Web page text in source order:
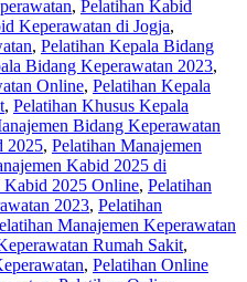
, Pelatihan Kabid
Keperawatan di Jogja,
, Pelatihan Kepala Bidang
Bidang Keperawatan 2023,
Online, Pelatihan Kepala
, Pelatihan Khusus Kepala
Bidang Keperawatan
2025, Pelatihan Manajemen
Kabid 2025 di
Kabid 2025 Online, Pelatihan
2023, Pelatihan
Manajemen Keperawatan
Rumah Sakit,
, Pelatihan Online